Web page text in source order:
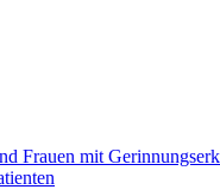
Frauen mit